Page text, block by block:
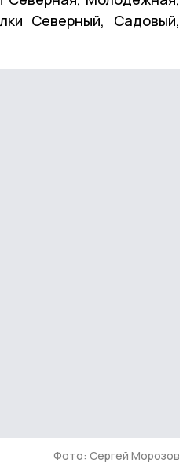
Северный, Садовый,
Фото: Сергей Морозов